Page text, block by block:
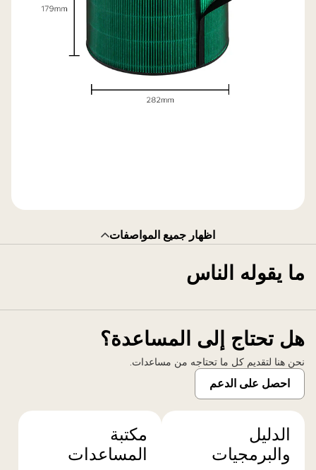
اظهار جميع المواصفات
ما يقوله الناس
هل تحتاج إلى المساعدة؟
نحن هنا لتقديم كل ما تحتاجه من مساعدات.
احصل على الدعم
الدليل
والبرمجيات
مكتبة
المساعدات